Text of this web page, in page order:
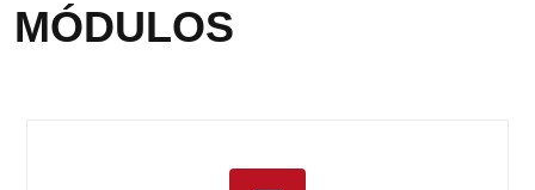
MÓDULOS